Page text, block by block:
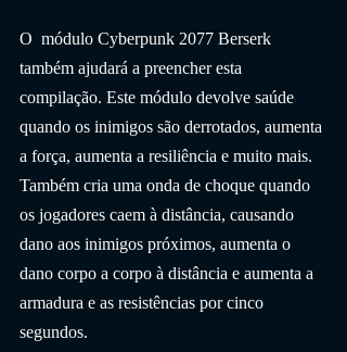
O  módulo Cyberpunk 2077 Berserk
também ajudará a preencher esta
compilação. Este módulo devolve saúde
quando os inimigos são derrotados, aumenta
a força, aumenta a resiliência e muito mais.
Também cria uma onda de choque quando
os jogadores caem à distância, causando
dano aos inimigos próximos, aumenta o
dano corpo a corpo à distância e aumenta a
armadura e as resistências por cinco
segundos.